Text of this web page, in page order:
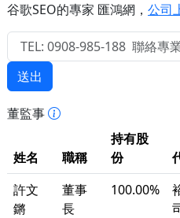
谷歌SEO的專家 匯鴻網 ， 公司
送出
董監事
姓名 職稱
持有股
份
許文
鏘
董事
長
100.00%